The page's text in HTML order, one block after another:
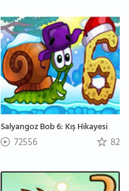
Salyangoz Bob 6: Kış Hikayesi
72556 82